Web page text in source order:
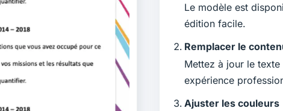
Le modèle est
édition facile.
Remplacer le
Mettez à jour le
expérience
Ajuster les couleurs